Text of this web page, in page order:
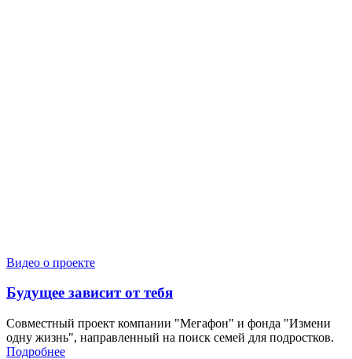
Видео о проекте
Будущее зависит от тебя
Совместный проект компании "Мегафон" и фонда "Измени
одну жизнь", направленный на поиск семей для подростков.
Подробнее